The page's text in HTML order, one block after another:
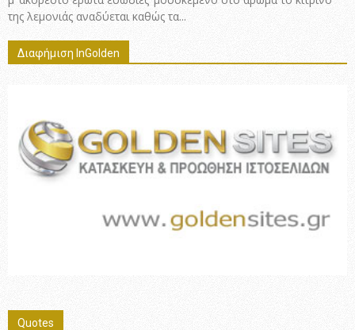
της λεμονιάς αναδύεται καθώς τα...
Διαφήμιση InGolden
Quotes